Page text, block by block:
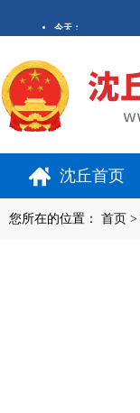
沈丘首页
您所在的位置： 首页 >